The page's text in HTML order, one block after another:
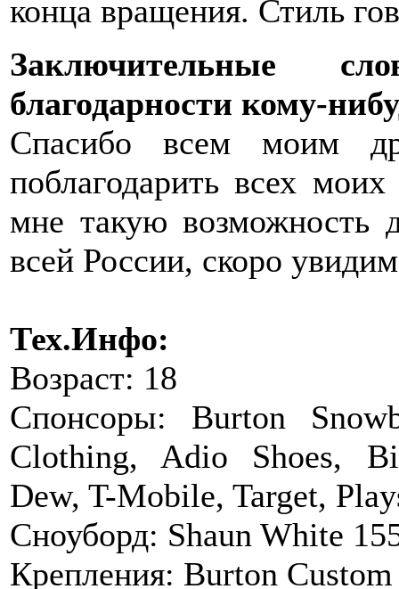
конца вращения. Стиль
Заключительные
благодарности кому-
Спасибо всем моим
поблагодарить всех
мне такую возможность
всей России, скоро
Тех.Инфо:
Возраст: 18
Спонсоры: Burton
Clothing, Adio Shoes,
Dew, T-Mobile, Target,
Сноуборд: Shaun White
Крепления: Burton